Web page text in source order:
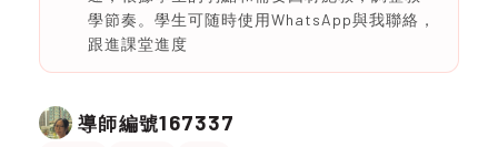
學節奏。學生可随時使用WhatsApp與我聯絡，
跟進課堂進度
導師編號167337